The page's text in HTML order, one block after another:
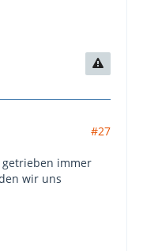
#27
getrieben immer
wir uns